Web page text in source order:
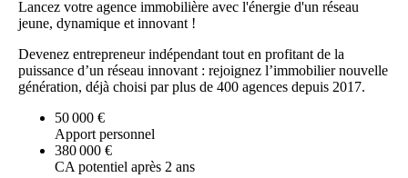
Lancez votre agence immobilière avec l'énergie d'un réseau
jeune, dynamique et innovant !
Devenez entrepreneur indépendant tout en profitant de la
puissance d’un réseau innovant : rejoignez l’immobilier nouvelle
génération, déjà choisi par plus de 400 agences depuis 2017.
50 000 €
Apport personnel
380 000 €
CA potentiel après 2 ans